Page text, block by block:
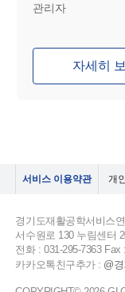
관리자
자세히 보
서비스 이용약관 개
경기도재활공학서비스
서수원로 130 누림센터
전화 : 031-295-7363 Fax
카카오톡친구추가 : @